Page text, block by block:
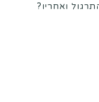
ואחריו?